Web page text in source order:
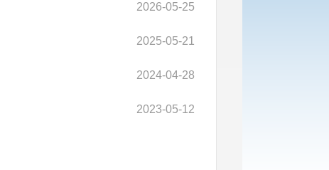
2026-05-25
2025-05-21
2024-04-28
2023-05-12